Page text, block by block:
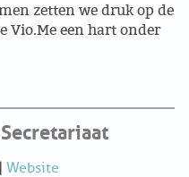
zetten we druk op de
Vio.Me een hart onder
|Website